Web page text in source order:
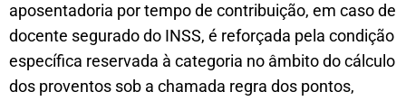
aposentadoria por tempo de contribuição, em caso de
docente segurado do INSS, é reforçada pela condição
específica reservada à categoria no âmbito do cálculo
dos proventos sob a chamada regra dos pontos,